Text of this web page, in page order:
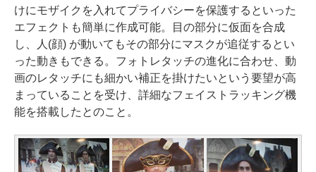
けにモザイクを入れてプライバシーを保護するといった
エフェクトも簡単に作成可能。目の部分に仮面を合成
し、人(顔) が動いてもその部分にマスクが追従するとい
った動きもできる。フォトレタッチの進化に合わせ、動
画のレタッチにも細かい補正を掛けたいという要望が高
まっていることを受け、詳細なフェイストラッキング機
能を搭載したとのこと。